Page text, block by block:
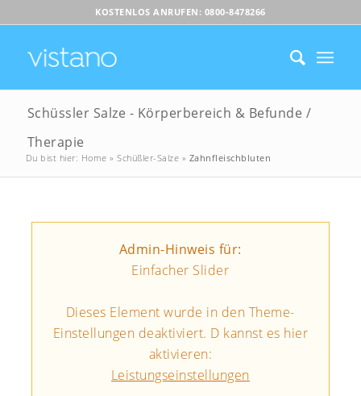
KOSTENLOS ANRUFEN: 0800-8478266
Schüssler Salze - Körperbereich & Befunde /
Therapie
Du bist hier: Home »Schüßler-Salze » Zahnfleischbluten
Admin-Hinweis für:
Einfacher Slider
Dieses Element wurde in den Theme-
Einstellungen deaktiviert. D kannst es hier
aktivieren:
Leistungseinstellungen